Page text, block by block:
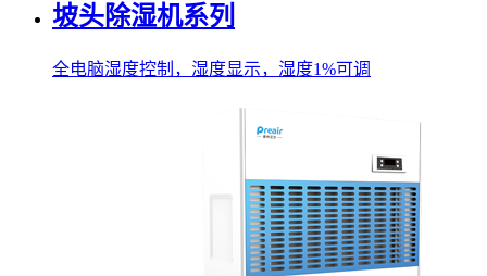
坡头除湿机系列
全电脑湿度控制，湿度显示，湿度1%可调